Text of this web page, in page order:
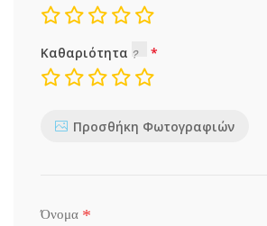
Καθαριότητα
Προσθήκη Φωτογραφιών
Όνομα *